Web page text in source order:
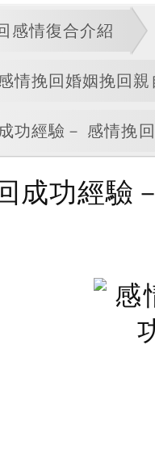
感情復合介紹
情挽回婚姻挽回
功經驗－ 感情挽
成功經驗